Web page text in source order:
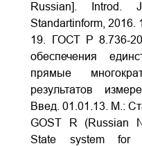
Russian]. Introd.
Standartinform, 2016.
19. ГОСТ Р 8.736-
обеспечения
прямые
результатов
Введ. 01.01.13. М.:
GOST R (Russian
State system for